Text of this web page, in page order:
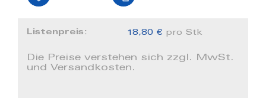
Listenpreis: 18,80 € pro Stk
Die Preise verstehen sich zzgl. MwSt.
und Versandkosten.